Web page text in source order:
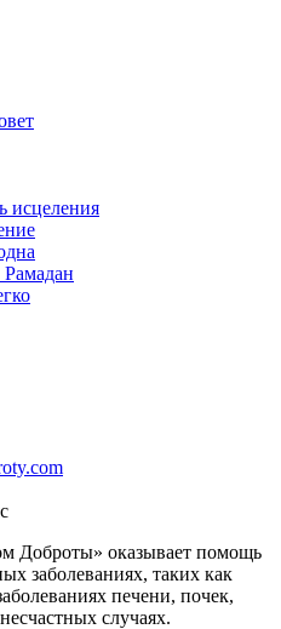
исцеления
Доброты» оказывает помощь
заболеваниях, таких как
печени, почек,
случаях.